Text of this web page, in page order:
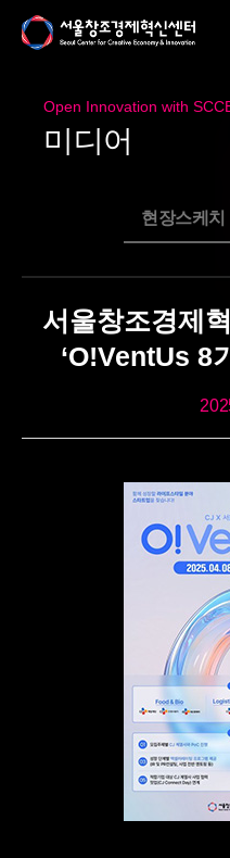
Open Innovation with
미 디 어
현장스케치
서울창조경제
‘O!VentUs 8